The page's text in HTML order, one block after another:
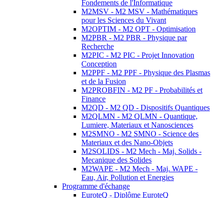
Fondements de l'Informatique
M2MSV - M2 MSV - Mathématiques
pour les Sciences du Vivant
M2OPTIM - M2 OPT - Optimisation
M2PBR - M2 PBR - Physique par
Recherche
M2PIC - M2 PIC - Projet Innovation
Conception
M2PPF - M2 PPF - Physique des Plasmas
et de la Fusion
M2PROBFIN - M2 PF - Probabilités et
Finance
M2QD - M2 QD - Dispositifs Quantiques
M2QLMN - M2 QLMN - Quantique,
Lumiere, Materiaux et Nanosciences
M2SMNO - M2 SMNO - Science des
Materiaux et des Nano-Objets
M2SOLIDS - M2 Mech - Maj. Solids -
Mecanique des Solides
M2WAPE - M2 Mech - Maj. WAPE -
Eau, Air, Pollution et Energies
Programme d'échange
EuroteQ - Diplôme EuroteQ